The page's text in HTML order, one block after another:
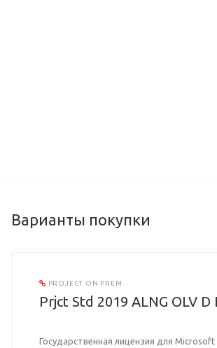
Варианты покупки
PROJECT ON PREM
Prjct Std 2019 ALNG OLV D
Государственная лицензия для